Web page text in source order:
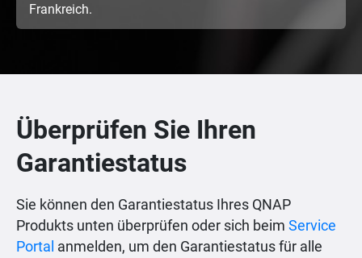
Frankreich.
Überprüfen Sie Ihren
Garantiestatus
Sie können den Garantiestatus Ihres QNAP
Produkts unten überprüfen oder sich beim Service
Portal anmelden, um den Garantiestatus für alle